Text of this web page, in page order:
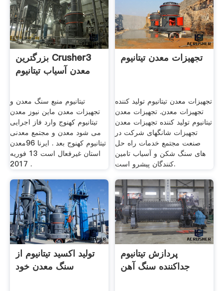
بزرگترین Crusher3
معدن آسیاب تیتانیوم
تیتانیوم منبع سنگ معدن و
تجهیزات معدن ماین نیوز معدن
تیتانیوم کهنوج وارد فاز اجرایی
می شود معدن و مجتمع معدنی
تیتانیوم کهنوج بعد . ایرنا 96معدن
استان غیرفعال است 13 فوریه
2017 .
تجهیزات معدن تیتانیوم
تجهیزات معدن تیتانیوم تولید کننده
تجهیزات معدن. تجهیزات معدن
تیتانیوم تولید کننده تجهیزات معدن
تجهیزات شانگهای شرکت در
صنعت مجتمع خدمات راه حل
های سنگ شکن و آسیاب تامین
کنندگان پیشرو است.
تولید اکسید تیتانیوم از
سنگ معدن خود
پردازش تیتانیوم
جداکننده سنگ آهن